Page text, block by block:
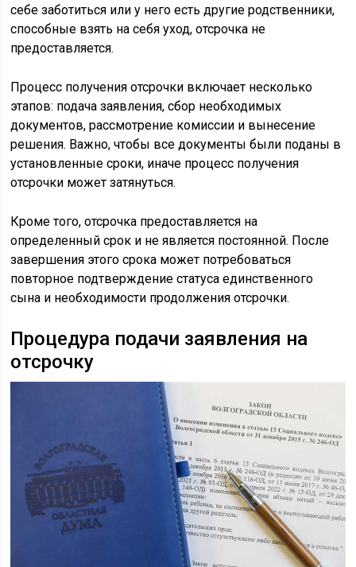
себе заботиться или у него есть другие родственники,
способные взять на себя уход, отсрочка не
предоставляется.
Процесс получения отсрочки включает несколько
этапов: подача заявления, сбор необходимых
документов, рассмотрение комиссии и вынесение
решения. Важно, чтобы все документы были поданы в
установленные сроки, иначе процесс получения
отсрочки может затянуться.
Кроме того, отсрочка предоставляется на
определенный срок и не является постоянной. После
завершения этого срока может потребоваться
повторное подтверждение статуса единственного
сына и необходимости продолжения отсрочки.
Процедура подачи заявления на
отсрочку